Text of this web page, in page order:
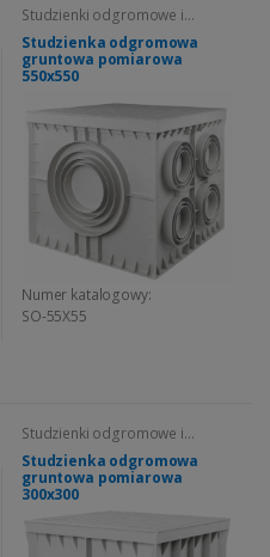
Studzienki odgromowe i
pokrywy
Studzienka odgromowa
gruntowa pomiarowa
550x550
Numer katalogowy:
SO-55X55
Studzienki odgromowe i
pokrywy
Studzienka odgromowa
gruntowa pomiarowa
300x300